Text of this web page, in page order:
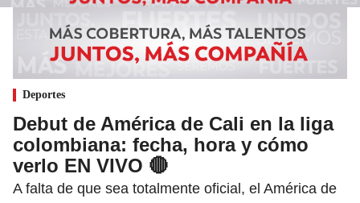
Deportes
Debut de América de Cali en la liga
colombiana: fecha, hora y cómo
verlo EN VIVO 🔴
A falta de que sea totalmente oficial, el América de